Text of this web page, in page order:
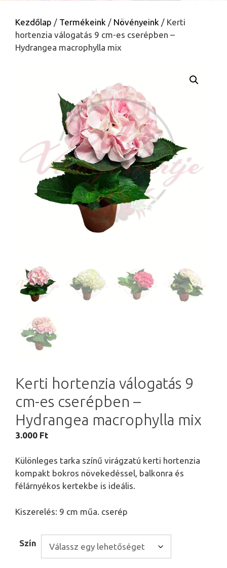
Kezdőlap / Termékeink / Növényeink / Kerti
hortenzia válogatás 9 cm-es cserépben –
Hydrangea macrophylla mix
Kerti hortenzia válogatás 9
cm-es cserépben –
Hydrangea macrophylla mix
3.000 Ft
Különleges tarka színű virágzatú kerti hortenzia
kompakt bokros növekedéssel, balkonra és
félárnyékos kertekbe is ideális.
Kiszerelés: 9 cm műa. cserép
Szín